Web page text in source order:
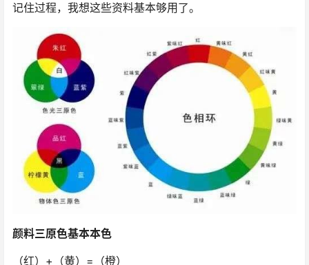
记住过程，我想这些资料基本够用了。
颜料三原色基本本色
（红）+（黄）=（橙）